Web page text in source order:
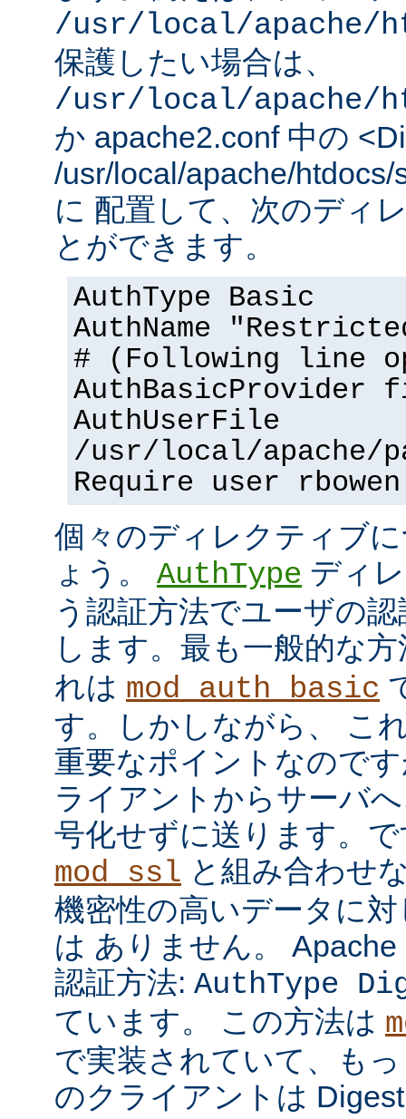
/usr/local/apache/
保護したい場合は、
/usr/local/apache/
か apache2.conf 中の
/usr/local/apache/
に 配置して、次のディ
とができます。
AuthType Basic
AuthName
# (Following line
AuthBasicProvider
AuthUserFile
/usr/local/apache/
Require user rbowen
個々のディレクティブ
ょう。 AuthType ディ
う認証方法でユーザの
します。最も一般的な
れは mod_auth_basic
す。しかしながら、 こ
重要なポイントなので
ライアントからサーバ
号化せずに送ります。
mod_ssl と組み合わせ
機密性の高いデータに
は ありません。
認証方法: AuthType
ています。 この方法は
で実装されていて、も
のクライアントは